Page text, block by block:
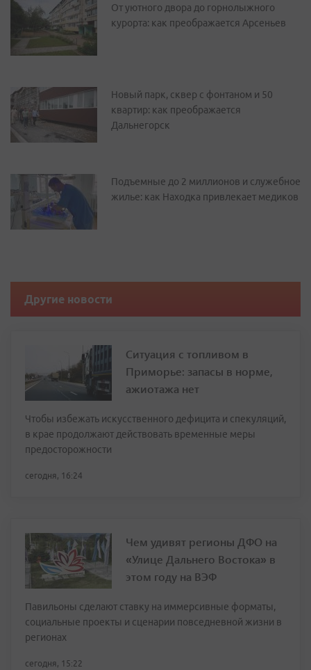
От уютного двора до горнолыжного
курорта: как преображается Арсеньев
Новый парк, сквер с фонтаном и 50
квартир: как преображается
Дальнегорск
Подъемные до 2 миллионов и служебное
жилье: как Находка привлекает медиков
Другие новости
Ситуация с топливом в
Приморье: запасы в норме,
ажиотажа нет
Чтобы избежать искусственного дефицита и спекуляций,
в крае продолжают действовать временные меры
предосторожности
сегодня, 16:24
Чем удивят регионы ДФО на
«Улице Дальнего Востока» в
этом году на ВЭФ
Павильоны сделают ставку на иммерсивные форматы,
социальные проекты и сценарии повседневной жизни в
регионах
сегодня, 15:22